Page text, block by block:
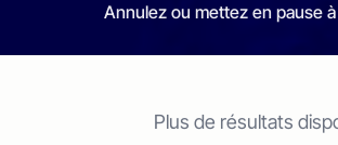
Annulez ou mettez en pause
Plus de résultats